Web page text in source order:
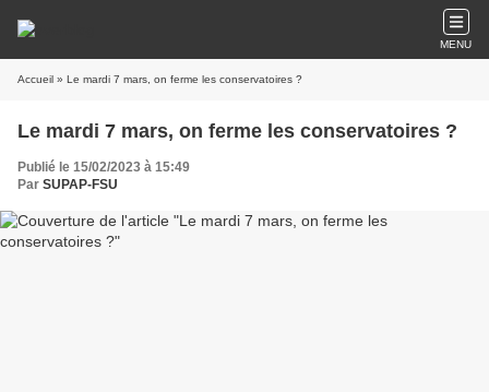
MENU
Accueil » Le mardi 7 mars, on ferme les conservatoires ?
Le mardi 7 mars, on ferme les conservatoires ?
Publié le 15/02/2023 à 15:49
Par SUPAP-FSU